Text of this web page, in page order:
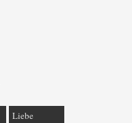
Liebe